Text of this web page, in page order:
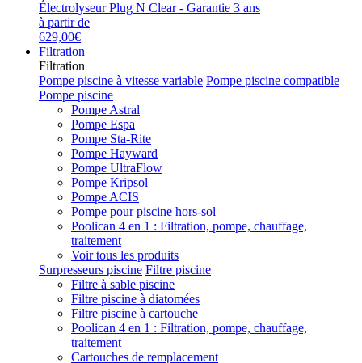
Électrolyseur Plug N Clear - Garantie 3 ans
à partir de
629,00€
Filtration
Filtration
Pompe piscine à vitesse variable Pompe piscine compatible
Pompe piscine
Pompe Astral
Pompe Espa
Pompe Sta-Rite
Pompe Hayward
Pompe UltraFlow
Pompe Kripsol
Pompe ACIS
Pompe pour piscine hors-sol
Poolican 4 en 1 : Filtration, pompe, chauffage,
traitement
Voir tous les produits
Surpresseurs piscine Filtre piscine
Filtre à sable piscine
Filtre piscine à diatomées
Filtre piscine à cartouche
Poolican 4 en 1 : Filtration, pompe, chauffage,
traitement
Cartouches de remplacement